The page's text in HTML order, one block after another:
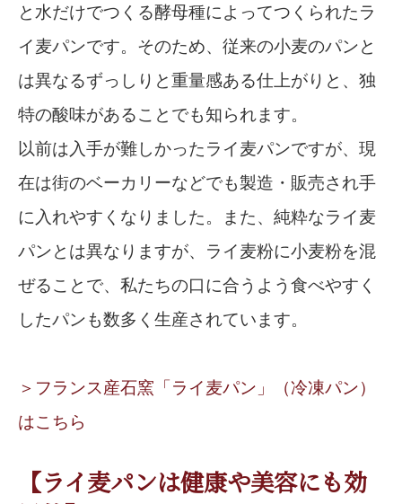
と水だけでつくる酵母種によってつくられたラ
イ麦パンです。そのため、従来の小麦のパンと
は異なるずっしりと重量感ある仕上がりと、独
特の酸味があることでも知られます。
以前は入手が難しかったライ麦パンですが、現
在は街のベーカリーなどでも製造・販売され手
に入れやすくなりました。また、純粋なライ麦
パンとは異なりますが、ライ麦粉に小麦粉を混
ぜることで、私たちの口に合うよう食べやすく
したパンも数多く生産されています。
＞フランス産石窯「ライ麦パン」（冷凍パン）
はこちら
【ライ麦パンは健康や美容にも効